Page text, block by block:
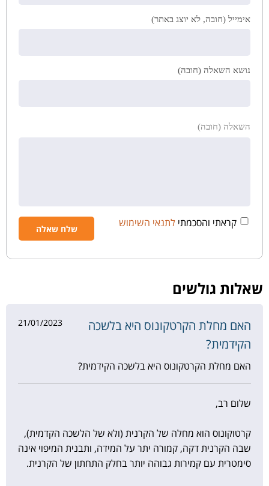
אימייל (חובה, לא יוצג באתר)
נושא השאלה (חובה)
השאלה (חובה)
קראתי והסכמתי לתנאי השימוש
שאלות גולשים
האם מחלת הקרטקונוס היא בלשכה
הקידמית?
21/01/2023
האם מחלת הקרטקונוס היא בלשכה הקידמית?
שלום רב,
קרטוקונוס הוא מחלה של הקרנית (ולא של הלשכה הקדמית),
שבה הקרנית דקה, קמורה יתר על המידה, ותבנית המיפוי אינה
סימטרית עם קמירות גבוהה יותר בחלק התחתון של הקרנית.